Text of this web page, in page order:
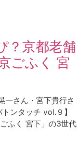
？京都老舗
ごふく 宮
一さん・宮下貴行さ
ンタッチ vol.９】
ふく 宮下」の3世代